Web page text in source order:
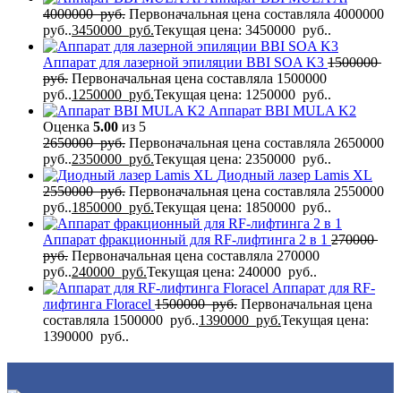
4000000руб. Первоначальная цена составляла 4000000
руб..3450000 руб.Текущая цена: 3450000 руб..
Аппарат для лазерной эпиляции BBI SOA K3 1500000
руб. Первоначальная цена составляла 1500000
руб..1250000 руб.Текущая цена: 1250000 руб..
Аппарат BBI MULA K2
Оценка 5.00 из 5
2650000руб. Первоначальная цена составляла 2650000
руб..2350000 руб.Текущая цена: 2350000 руб..
Диодный лазер Lamis XL
2550000руб. Первоначальная цена составляла 2550000
руб..1850000 руб.Текущая цена: 1850000 руб..
Аппарат фракционный для RF-лифтинга 2 в 1 270000
руб. Первоначальная цена составляла 270000
руб..240000 руб.Текущая цена: 240000 руб..
Аппарат для RF-
лифтинга Flоrасеl 1500000руб. Первоначальная цена
составляла 1500000 руб..1390000 руб.Текущая цена:
1390000 руб..